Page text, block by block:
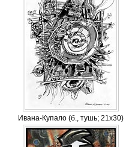
Ивана-Купало (б., тушь; 21х30)